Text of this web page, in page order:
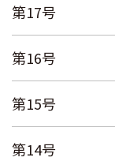
第17号
第16号
第15号
第14号